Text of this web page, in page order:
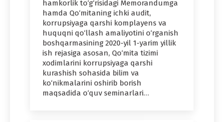
hamkorlik to‘g‘risidagi Memorandumga
hamda Qo‘mitaning ichki audit,
korrupsiyaga qarshi komplayens va
huquqni qo‘llash amaliyotini o‘rganish
boshqarmasining 2020-yil 1-yarim yillik
ish rejasiga asosan, Qo‘mita tizimi
xodimlarini korrupsiyaga qarshi
kurashish sohasida bilim va
ko‘nikmalarini oshirib borish
maqsadida o‘quv seminarlari…